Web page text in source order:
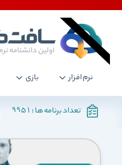
نرم افزار بازی
تعداد برنامه ها : 9951